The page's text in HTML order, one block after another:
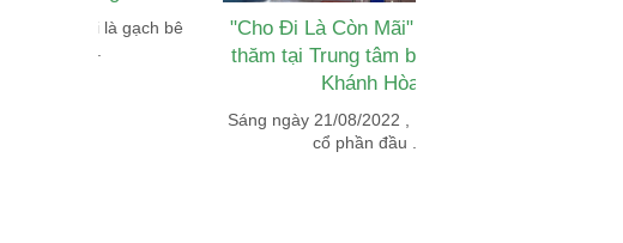
"Cho Đi Là Còn Mãi" Chuyến đi
thăm tại Trung tâm bảo trợ tỉnh
Khánh Hòa
Sáng ngày 21/08/2022 , BĐH Công ty
cổ phần đầu ...